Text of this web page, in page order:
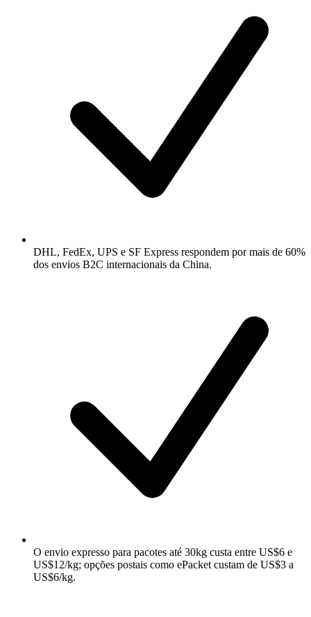
DHL, FedEx, UPS e SF Express respondem por mais de 60%
dos envios B2C internacionais da China.
O envio expresso para pacotes até 30kg custa entre US$6 e
US$12/kg; opções postais como ePacket custam de US$3 a
US$6/kg.